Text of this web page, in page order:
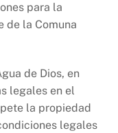
para la
de la Comuna
de Dios, en
legales en el
la propiedad
legales